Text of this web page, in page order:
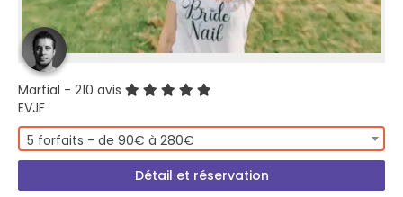
Martial - 210 avis
EVJF
5 forfaits - de 90€ à 280€
Détail et réservation